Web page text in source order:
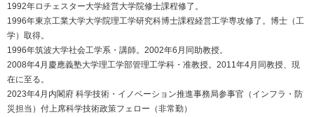
1992年ロチェスター大学経営大学院修士課程修了。
1996年東京工業大学大学院理工学研究科博士課程経営工学専攻修了。博士（工
学）取得。
1996年筑波大学社会工学系・講師。2002年6月同助教授。
2008年4月慶應義塾大学理工学部管理工学科・准教授。2011年4月同教授、現
在に至る。
2023年4月内閣府 科学技術・イノベーション推進事務局参事官（インフラ・防
災担当）付上席科学技術政策フェロー（非常勤）